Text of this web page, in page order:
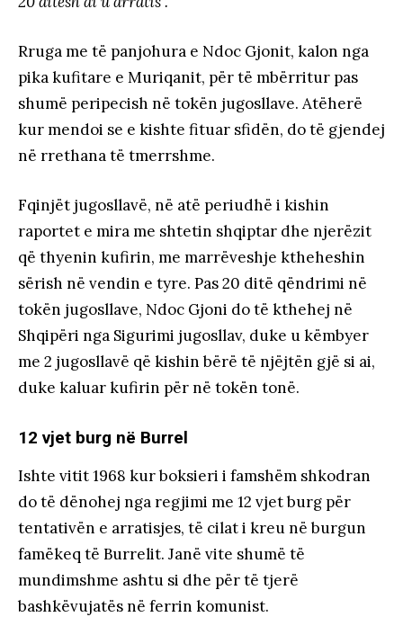
Rruga me të panjohura e Ndoc Gjonit, kalon nga
pika kufitare e Muriqanit, për të mbërritur pas
shumë peripecish në tokën jugosllave. Atëherë
kur mendoi se e kishte fituar sfidën, do të gjendej
në rrethana të tmerrshme.
Fqinjët jugosllavë, në atë periudhë i kishin
raportet e mira me shtetin shqiptar dhe njerëzit
që thyenin kufirin, me marrëveshje ktheheshin
sërish në vendin e tyre. Pas 20 ditë qëndrimi në
tokën jugosllave, Ndoc Gjoni do të kthehej në
Shqipëri nga Sigurimi jugosllav, duke u këmbyer
me 2 jugosllavë që kishin bërë të njëjtën gjë si ai,
duke kaluar kufirin për në tokën tonë.
12 vjet burg në Burrel
Ishte vitit 1968 kur boksieri i famshëm shkodran
do të dënohej nga regjimi me 12 vjet burg për
tentativën e arratisjes, të cilat i kreu në burgun
famëkeq të Burrelit. Janë vite shumë të
mundimshme ashtu si dhe për të tjerë
bashkëvujatës në ferrin komunist.